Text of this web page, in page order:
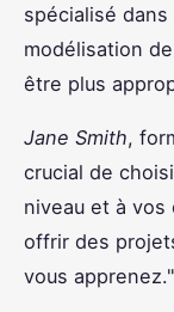
spécialisé
modélisation
être plus
Jane Smith,
crucial de
niveau et à
offrir des
vous apprenez."